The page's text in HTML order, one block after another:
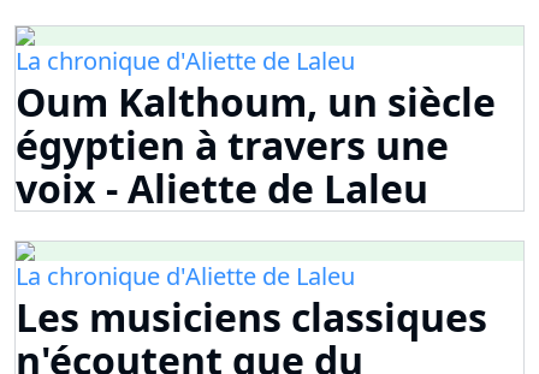
La chronique d'Aliette de Laleu
Oum Kalthoum, un siècle
égyptien à travers une
voix - Aliette de Laleu
La chronique d'Aliette de Laleu
Les musiciens classiques
n'écoutent que du